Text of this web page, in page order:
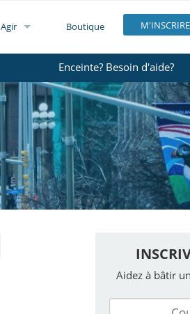
M'INSCRIRE
Agir Boutique
Enceinte? Besoin d'aide?
Aidez à bâtir